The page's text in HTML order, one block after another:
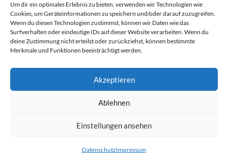
Um dir ein optimales Erlebnis zu bieten, verwenden wir Technologien wie
Cookies, um Geräteinformationen zu speichern und/oder darauf zuzugreifen.
Wenn du diesen Technologien zustimmst, können wir Daten wie das
Surfverhalten oder eindeutige IDs auf dieser Website verarbeiten. Wenn du
deine Zustimmung nicht erteilst oder zurückziehst, können bestimmte
Merkmale und Funktionen beeinträchtigt werden.
Akzeptieren
Ablehnen
Einstellungen ansehen
DatenschutzImpressum
Impressum
Datenschutzerklärung
© 2026 markus tigges | training and consulting